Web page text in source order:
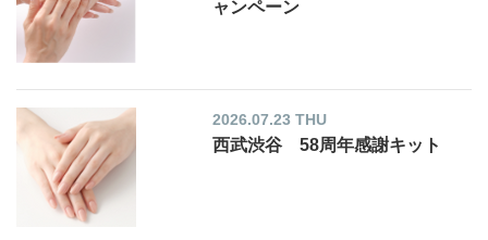
ャンペーン
2026.07.23 THU
西武渋谷 58周年感謝キット